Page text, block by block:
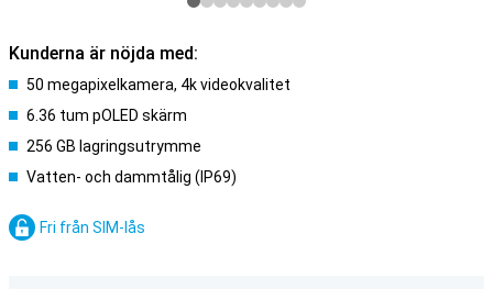
Kunderna är nöjda med:
50 megapixelkamera, 4k videokvalitet
6.36 tum pOLED skärm
256 GB lagringsutrymme
Vatten- och dammtålig (IP69)
Fri från SIM-lås